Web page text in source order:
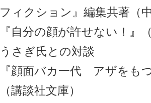
フィクション』編集共著（
『自分の顔が許せない！』
うさぎ氏との対談
『顔面バカ一代 アザをも
（講談社文庫）